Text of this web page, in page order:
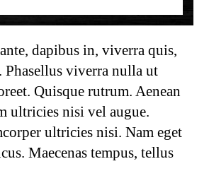
dapibus in, viverra quis,
Phasellus viverra nulla ut
Quisque rutrum. Aenean
ultricies nisi vel augue.
ultricies nisi. Nam eget
Maecenas tempus, tellus